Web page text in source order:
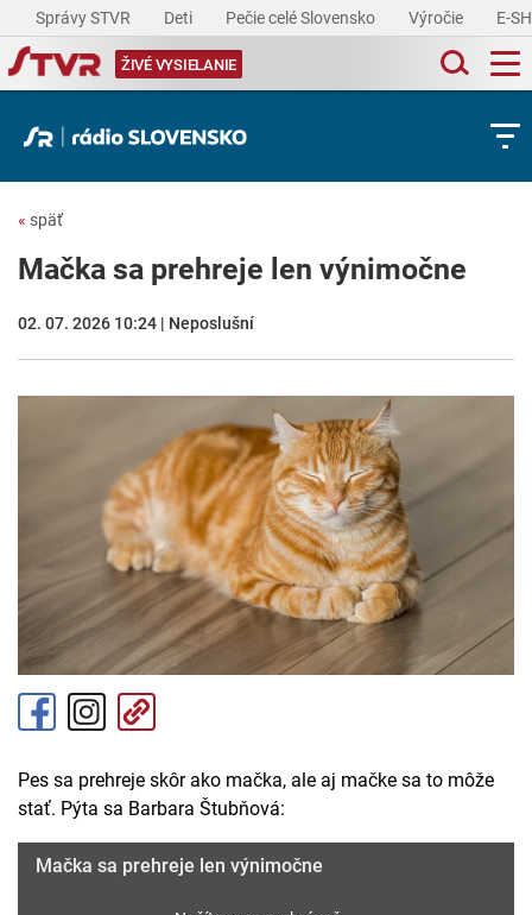
Správy STVR Deti Pečie celé Slovensko Výročie E-
ŽIVÉ VYSIELANIE
« späť
Mačka sa prehreje len výnimočne
02. 07. 2026 10:24 | Neposlušní
Pes sa prehreje skôr ako mačka, ale aj mačke sa to môže
stať. Pýta sa Barbara Štubňová:
Mačka sa prehreje len výnimočne